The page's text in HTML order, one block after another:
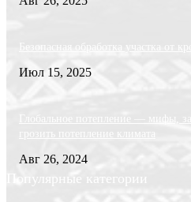
Безопасная обработка участка от
Июл 15, 2025
Глобальное потепление — мифы,
грозить потепление климата
Авг 26, 2024
Популярные категории